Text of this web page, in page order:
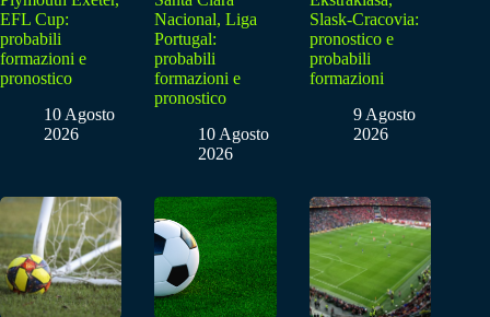
EFL Cup:
probabili
formazioni e
pronostico
10 Agosto
2026
Nacional, Liga
Portugal:
probabili
formazioni e
pronostico
10 Agosto
2026
Slask-Cracovia:
pronostico e
probabili
formazioni
9 Agosto
2026